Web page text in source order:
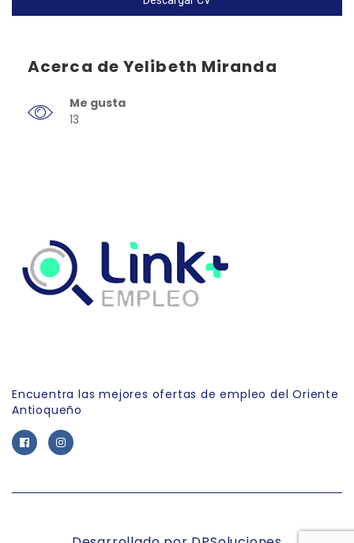
Acerca de Yelibeth Miranda
Me gusta
13
Encuentra las mejores ofertas de empleo del Oriente
Antioqueño